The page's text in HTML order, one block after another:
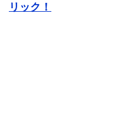
リック！